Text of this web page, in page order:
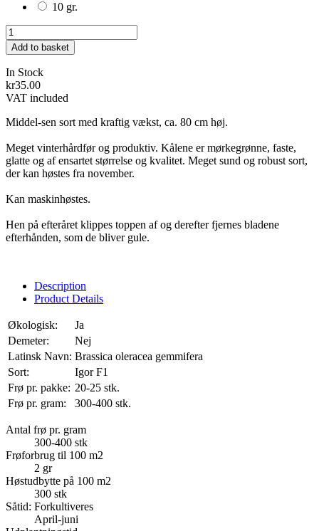
10 gr.
Add to basket
In Stock
kr35.00
VAT included
Middel-sen sort med kraftig vækst, ca. 80 cm høj.
Meget vinterhårdfør og produktiv. Kålene er mørkegrønne, faste,
glatte og af ensartet størrelse og kvalitet. Meget sund og robust sort,
der kan høstes fra november.
Kan maskinhøstes.
Hen på efteråret klippes toppen af og derefter fjernes bladene
efterhånden, som de bliver gule.
Description
Product Details
Økologisk:
Ja
Demeter:
Nej
Latinsk Navn: Brassica oleracea gemmifera
Sort:
Igor F1
Frø pr. pakke: 20-25 stk.
Frø pr. gram:
300-400 stk.
Antal frø pr. gram
300-400 stk
Frøforbrug til 100 m2
2 gr
Høstudbytte på 100 m2
300 stk
Såtid: Forkultiveres
April-juni